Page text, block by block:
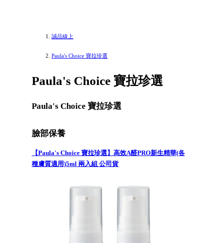
誠品線上
Paula's Choice 寶拉珍選
Paula's Choice 寶拉珍選
Paula's Choice 寶拉珍選
臉部保養
【Paula's Choice 寶拉珍選】高效A醛PRO新生精華(各
種膚質適用)5ml 兩入組 公司貨